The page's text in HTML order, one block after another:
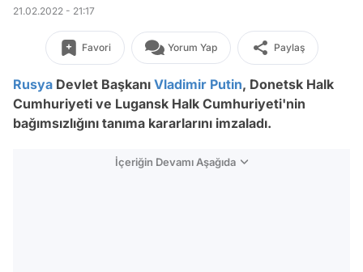
21.02.2022 - 21:17
Favori Yorum Yap Paylaş
Rusya Devlet Başkanı Vladimir Putin, Donetsk Halk
Cumhuriyeti ve Lugansk Halk Cumhuriyeti'nin
bağımsızlığını tanıma kararlarını imzaladı.
İçeriğin Devamı Aşağıda